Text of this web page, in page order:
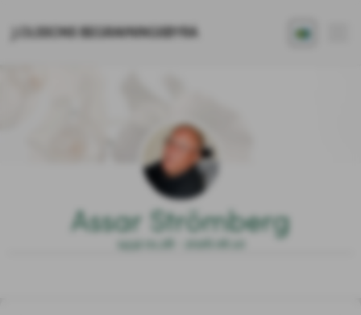
J.OLSSONS BEGRAVNINGSBYRÅ
Assar Strömberg
1932.01.28 - 2026.06.10